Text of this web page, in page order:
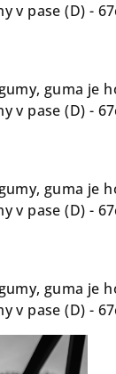
v pase (D) -
guma je
v pase (D) -
guma je
v pase (D) -
guma je
v pase (D) -